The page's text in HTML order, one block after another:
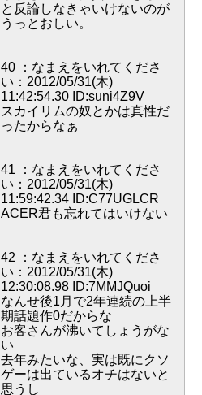
と反論しなきゃいけないのが
うっとおしい。
40 ：なまえをいれてくださ
い：2012/05/31(木)
11:42:54.30 ID:suni4Z9V
スカイリムの奴とかは真性だ
ったからなぁ
41 ：なまえをいれてくださ
い：2012/05/31(木)
11:59:42.34 ID:C77UGLCR
ACER君も忘れてはいけない
42 ：なまえをいれてくださ
い：2012/05/31(木)
12:30:08.98 ID:7MMJQuoi
なんせ後1月で2年連続の上半
期話題作0だからな
お客さんが沸いてしょうがな
い
去年みたいな、実は既にクソ
ゲーは出ているオチはないと
思うし